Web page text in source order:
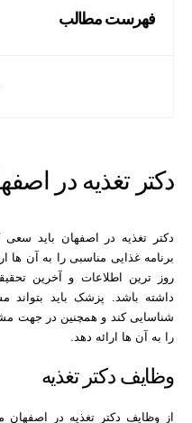
فهرست مطالب
دکتر تغذیه در
دکتر تغذیه در اصفهان باید
برنامه غذایی مناسبی را به آن ها
روز ترین اطلاعات و آخرین
داشته باشد. پزشک باید بتواند
شناسایی کند و همچنین در جهت
را به آن ها ارائه دهد.
وظایف دکتر تغذیه
از وظایف دکتر تغذیه در اصفهان